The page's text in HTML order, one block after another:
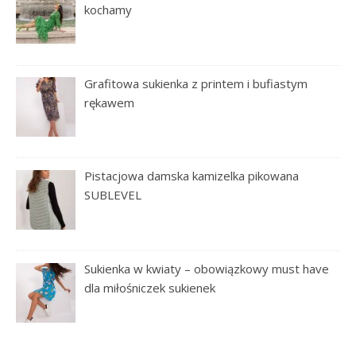
kochamy
Grafitowa sukienka z printem i bufiastym
rękawem
Pistacjowa damska kamizelka pikowana
SUBLEVEL
Sukienka w kwiaty – obowiązkowy must have
dla miłośniczek sukienek